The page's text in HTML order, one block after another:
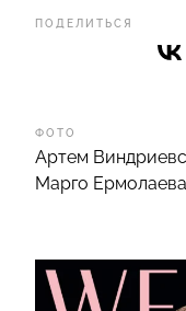
ПОДЕЛИТЬСЯ
ФОТО
Артем
Марго Ермолаева